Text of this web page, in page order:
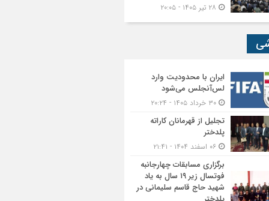
ایران با محدودیت وارد
لس‌آنجلس می‌شود
تجلیل از قهرمانان کاراته
پلدختر
برگزاری مسابقات چهارجانبه
فوتسال زیر ۱۹ سال به یاد
شهید حاج قاسم سلیمانی در